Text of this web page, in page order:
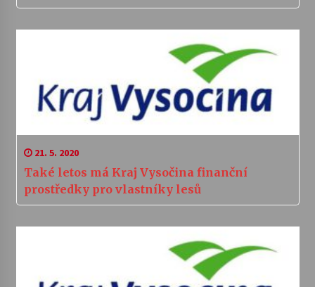
21. 5. 2020
Také letos má Kraj Vysočina finanční
prostředky pro vlastníky lesů